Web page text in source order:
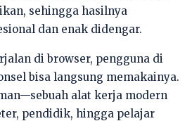
sehingga hasilnya
dan enak didengar.
di browser, pengguna di
bisa langsung memakainya.
alat kerja modern
pendidik, hingga pelajar